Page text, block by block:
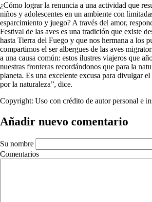
¿Cómo lograr la renuncia a una actividad que
niños y adolescentes en un ambiente con
esparcimiento y juego? A través del amor,
Festival de las aves es una tradición que existe
hasta Tierra del Fuego y que nos hermana a los
compartimos el ser albergues de las aves
a una causa común: estos ilustres viajeros que
nuestras fronteras recordándonos que para la
planeta. Es una excelente excusa para divulgar
por la naturaleza”, dice.
Copyright: Uso con crédito de autor personal e
Añadir nuevo comentario
Su nombre
Comentarios